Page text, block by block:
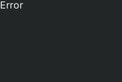
Error